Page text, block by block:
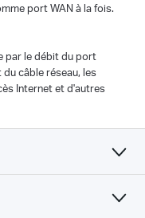
port WAN à la fois.
par le débit du port
du câble réseau, les
Internet et d'autres